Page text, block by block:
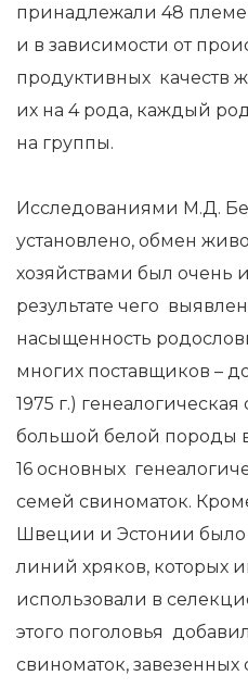
принадлежали 48
и в зависимости от
продуктивных качеств
их на 4 рода, каждый
на группы.
Исследованиями М.Д.
установлено, обмен
хозяйствами был очень
результате чего
насыщенность
многих поставщиков –
1975 г.)
большой белой породы
16 основных
семей свиноматок.
Швеции и Эстонии было
линий хряков, которых
использовали в
этого поголовья
свиноматок, завезенных